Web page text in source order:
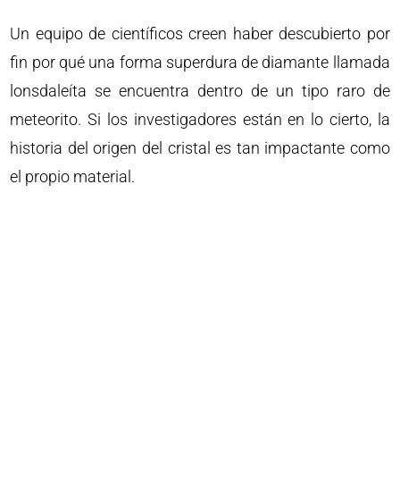
Un equipo de científicos creen haber descubierto por
fin por qué una forma superdura de diamante llamada
lonsdaleíta se encuentra dentro de un tipo raro de
meteorito. Si los investigadores están en lo cierto, la
historia del origen del cristal es tan impactante como
el propio material.